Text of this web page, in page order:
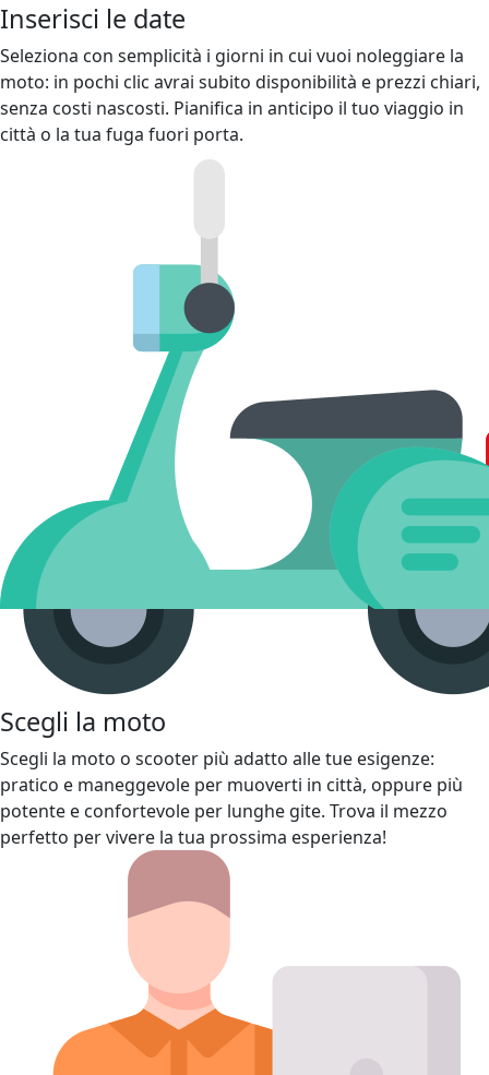
Inserisci le date
Seleziona con semplicità i giorni in cui vuoi noleggiare la
moto: in pochi clic avrai subito disponibilità e prezzi chiari,
senza costi nascosti. Pianifica in anticipo il tuo viaggio in
città o la tua fuga fuori porta.
Scegli la moto
Scegli la moto o scooter più adatto alle tue esigenze:
pratico e maneggevole per muoverti in città, oppure più
potente e confortevole per lunghe gite. Trova il mezzo
perfetto per vivere la tua prossima esperienza!